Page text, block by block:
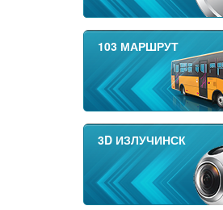
103 МАРШРУТ
3D ИЗЛУЧИНСК